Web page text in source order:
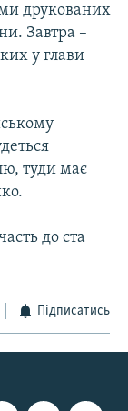
друкованих
Завтра –
у глави
туди має
до ста
Підписатись